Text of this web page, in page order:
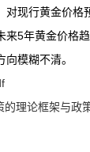
对现行黄金价
来5年黄金价格
模糊不清。
理论框架与政策